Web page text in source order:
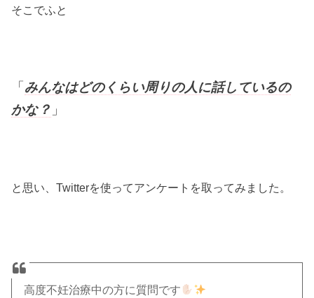
そこでふと
「みんなはどのくらい周りの人に話しているの
かな？ 」
と思い、Twitterを使ってアンケートを取ってみました。
高度不妊治療中の方に質問です